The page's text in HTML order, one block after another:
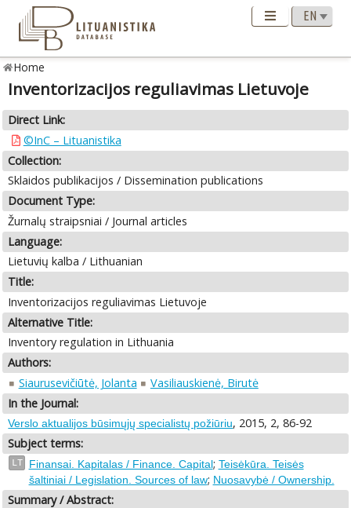
Home
Inventorizacijos reguliavimas Lietuvoje
Direct Link:
©InC – Lituanistika
Collection:
Sklaidos publikacijos / Dissemination publications
Document Type:
Žurnalų straipsniai / Journal articles
Language:
Lietuvių kalba / Lithuanian
Title:
Inventorizacijos reguliavimas Lietuvoje
Alternative Title:
Inventory regulation in Lithuania
Authors:
Siaurusevičiūtė, Jolanta
Vasiliauskienė, Birutė
In the Journal:
Verslo aktualijos būsimųjų specialistų požiūriu, 2015, 2, 86-92
Subject terms:
LT Finansai. Kapitalas / Finance. Capital; Teisėkūra. Teisės
šaltiniai / Legislation. Sources of law; Nuosavybė / Ownership.
Summary / Abstract: